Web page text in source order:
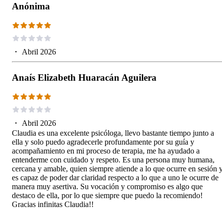
Anónima
・ Abril 2026
Anaís Elizabeth Huaracán Aguilera
・ Abril 2026
Claudia es una excelente psicóloga, llevo bastante tiempo junto a
ella y solo puedo agradecerle profundamente por su guía y
acompañamiento en mi proceso de terapia, me ha ayudado a
entenderme con cuidado y respeto. Es una persona muy humana,
cercana y amable, quien siempre atiende a lo que ocurre en sesión
es capaz de poder dar claridad respecto a lo que a uno le ocurre de
manera muy asertiva. Su vocación y compromiso es algo que
destaco de ella, por lo que siempre que puedo la recomiendo!
Gracias infinitas Claudia!!